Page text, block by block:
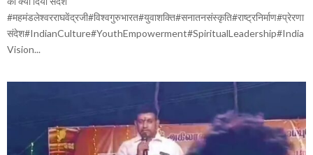
#महमंडलेश्वरराघवेंद्रजी#विश्वगुरुभारत#युवाशक्ति#सनातनसंस्कृति#राष्ट्रनिर्माण#प्रेरणा
संदेश#IndianCulture#YouthEmpowerment#SpiritualLeadership#India
Vision...